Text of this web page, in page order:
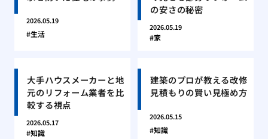
2026.05.19
生活
の安さの秘密
2026.05.19
家
大手ハウスメーカーと地
元のリフォーム業者を比
較する視点
2026.05.17
知識
建築のプロが教える改修
見積もりの賢い見極め方
2026.05.15
知識